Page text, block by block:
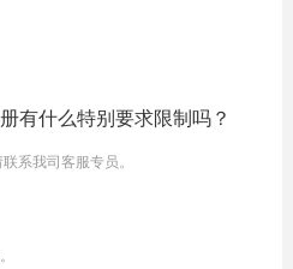
有什么特别要求限制吗？
系我司客服专员。